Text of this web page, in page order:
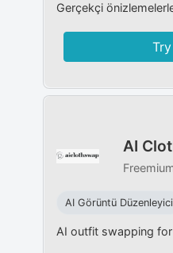
Gerçekçi
AI
AI Görüntü Düzenleyici
AI outfit swapping